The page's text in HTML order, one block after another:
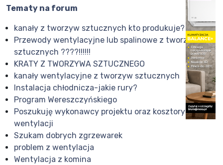
Tematy na forum
kanały z tworzyw sztucznych kto produkuje?
Przewody wentylacyjne lub spalinowe z tworzyw
sztucznych ????!!!!!!
KRATY Z TWORZYWA SZTUCZNEGO
kanały wentylacyjne z tworzyw sztucznych
Instalacja chłodnicza-jakie rury?
Program Wereszczyńskiego
Poszukuję wykonawcy projektu oraz kosztorysu
wentylacji
Szukam dobrych zgrzewarek
problem z wentylacja
Wentylacja z komina